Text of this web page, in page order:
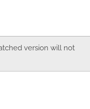
version will not